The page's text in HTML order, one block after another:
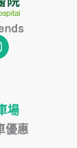
場
優惠